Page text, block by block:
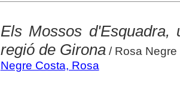
Els Mossos
regió de Girona/ Rosa Negre
Negre Costa, Rosa